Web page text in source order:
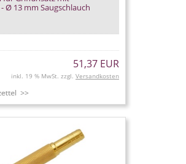
Ø 13 mm Saugschlauch
51,37 EUR
inkl. 19 % MwSt. zzgl. Versandkosten